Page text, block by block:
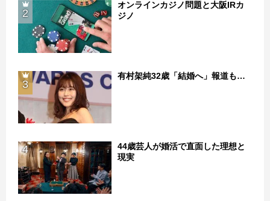
2
オンラインカジノ問題と大阪IRカ
ジノ
3
有村架純32歳「結婚へ」報道も…
4
44歳芸人が婚活で直面した理想と
現実